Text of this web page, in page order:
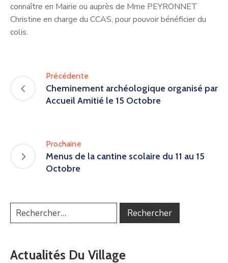
connaître en Mairie ou auprès de Mme PEYRONNET
Christine en charge du CCAS, pour pouvoir bénéficier du
colis.
Précédente
Cheminement archéologique organisé par
Accueil Amitié le 15 Octobre
Prochaine
Menus de la cantine scolaire du 11 au 15
Octobre
Actualités Du Village